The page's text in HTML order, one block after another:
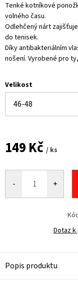
Tenké kotníkové
volného času.
Odlehčený nárt
do tenisek.
Díky antibakteriálním
nošení. Vyrobené pro
Velikost
149 Kč / ks
cena:
Dotaz
Popis produktu